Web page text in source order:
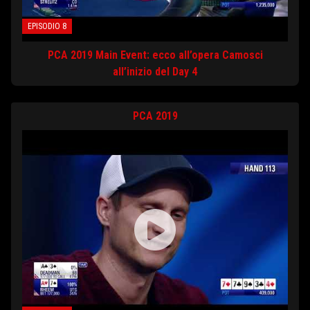
EPISODIO 8
PCA 2019 Main Event: ecco all’opera Camosci
all’inizio del Day 4
PCA 2019